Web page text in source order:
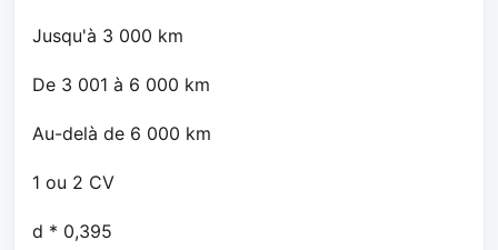
Jusqu'à 3 000 km
De 3 001 à 6 000 km
Au-delà de 6 000 km
1 ou 2 CV
d * 0,395